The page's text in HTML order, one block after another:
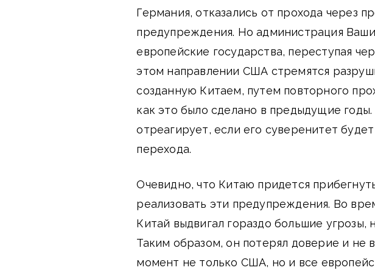
Германия, отказались от прохода через
предупреждения. Но администрация
европейские государства, переступая
этом направлении США стремятся
созданную Китаем, путем повторного
как это было сделано в предыдущие
отреагирует, если его суверенитет
перехода.
Очевидно, что Китаю придется
реализовать эти предупреждения. Во
Китай выдвигал гораздо большие угрозы,
Таким образом, он потерял доверие и не
момент не только США, но и все